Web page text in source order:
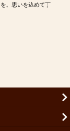
。思いを込めて丁